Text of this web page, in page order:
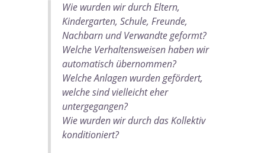
Wie wurden wir durch Eltern,
Kindergarten, Schule, Freunde,
Nachbarn und Verwandte geformt?
Welche Verhaltensweisen haben wir
automatisch übernommen?
Welche Anlagen wurden gefördert,
welche sind vielleicht eher
untergegangen?
Wie wurden wir durch das Kollektiv
konditioniert?